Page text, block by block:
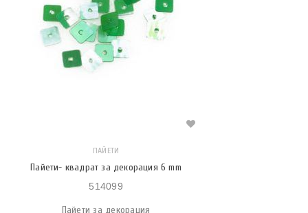
ПАЙЕТИ
Пайети- квадрат за декорация 6 mm
514099
Пайети за декорация